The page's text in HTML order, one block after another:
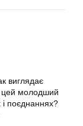
виглядає
цей молодший
і поєднаннях?